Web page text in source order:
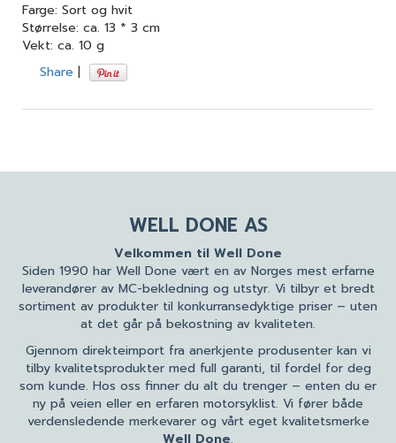
Farge: Sort og hvit
Størrelse: ca. 13 * 3 cm
Vekt: ca. 10 g
Share |
WELL DONE AS
Velkommen til Well Done
Siden 1990 har Well Done vært en av Norges mest erfarne
leverandører av MC-bekledning og utstyr. Vi tilbyr et bredt
sortiment av produkter til konkurransedyktige priser – uten
at det går på bekostning av kvaliteten.
Gjennom direkteimport fra anerkjente produsenter kan vi
tilby kvalitetsprodukter med full garanti, til fordel for deg
som kunde. Hos oss finner du alt du trenger – enten du er
ny på veien eller en erfaren motorsyklist. Vi fører både
verdensledende merkevarer og vårt eget kvalitetsmerke
Well Done.